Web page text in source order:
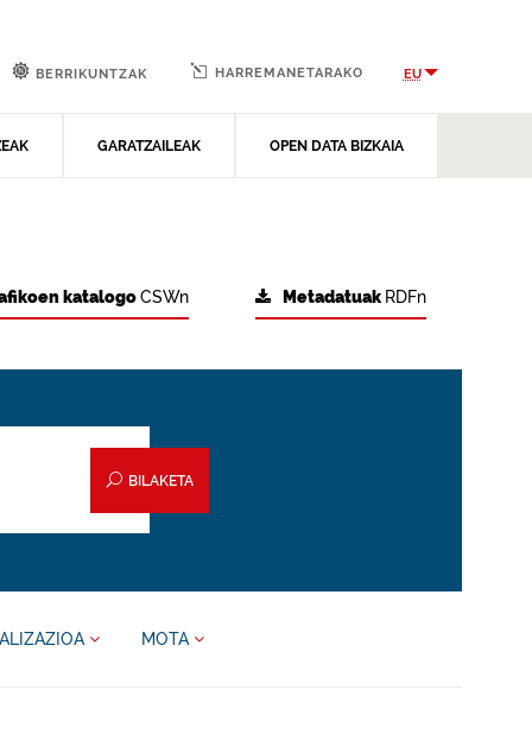
GARATZAILEAK OPEN DATA BIZKAIA
BERRIKUNTZAK HARREMANETARAKO EU
Metadatuak RDFn
katalogoCSWn
BILAKETA
MOTA